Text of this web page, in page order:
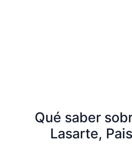
Qué saber
Lasarte,